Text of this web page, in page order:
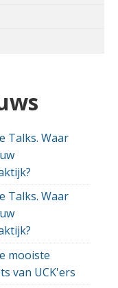
Talks. Waar
Talks. Waar
mooiste
van UCK'ers